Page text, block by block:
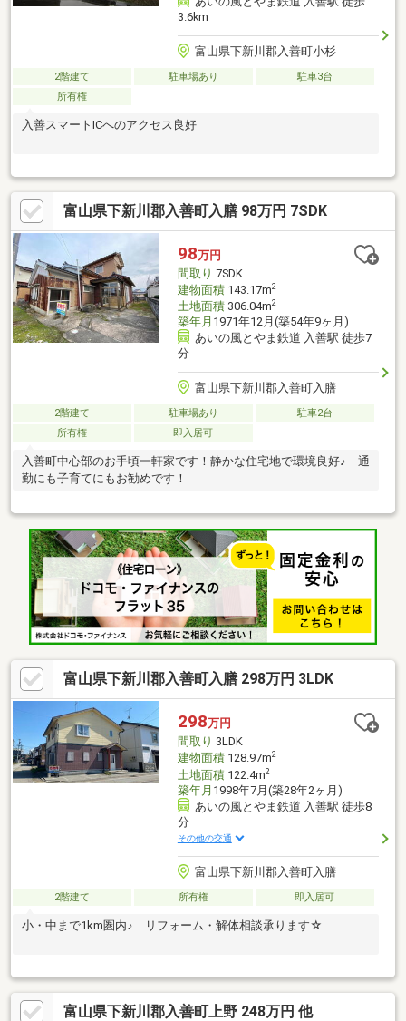
3.6km
富山県下新川郡入善町小杉
2階建て 駐車場あり
駐車3台
所有権
入善スマートICへのアクセス良好
富山県下新川郡入善町入膳 98万円 7SDK
98万円
間取り 7SDK
建物面積143.17m2
土地面積306.04m2
築年月 1971年12月(築54年9ヶ月)
あいの風とやま鉄道 入善駅 徒歩7
分
富山県下新川郡入善町入膳
2階建て 駐車場あり
駐車2台
所有権
即入居可
入善町中心部のお手頃一軒家です！静かな住宅地で環境良好♪ 通
勤にも子育てにもお勧めです！
富山県下新川郡入善町入膳 298万円 3LDK
298万円
間取り 3LDK
建物面積128.97m2
土地面積122.4m2
築年月 1998年7月(築28年2ヶ月)
あいの風とやま鉄道 入善駅 徒歩8
分
その他の交通
富山県下新川郡入善町入膳
2階建て 所有権 即入居可
小・中まで1km圏内♪ リフォーム・解体相談承ります☆
富山県下新川郡入善町上野 248万円 他